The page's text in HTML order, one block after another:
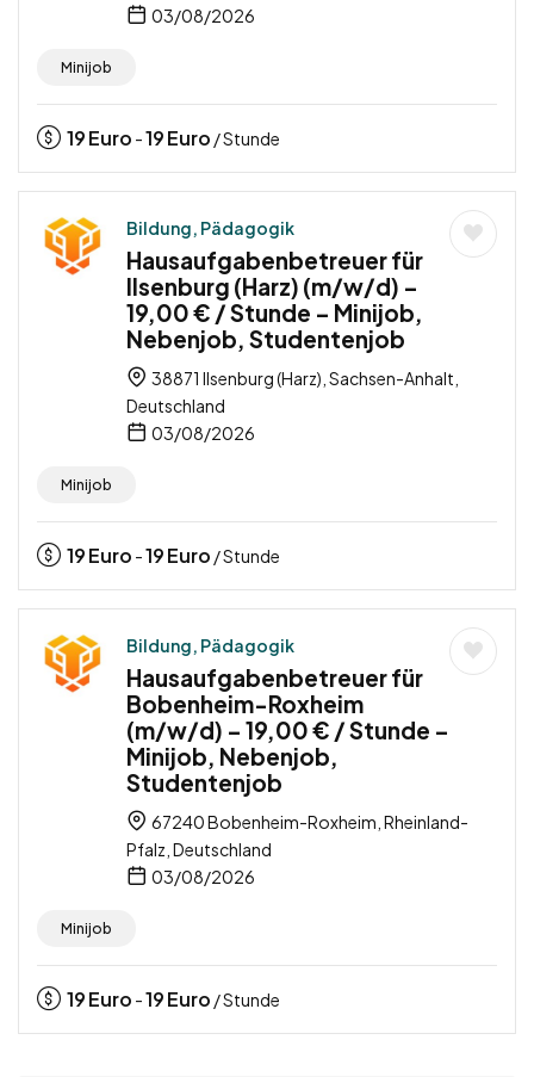
03/08/2026
Minijob
19Euro -19Euro / Stunde
Bildung, Pädagogik
Hausaufgabenbetreuer für
Ilsenburg (Harz) (m/w/d) –
19,00 € / Stunde – Minijob,
Nebenjob, Studentenjob
38871 Ilsenburg (Harz), Sachsen-Anhalt,
Deutschland
03/08/2026
Minijob
19Euro -19Euro / Stunde
Bildung, Pädagogik
Hausaufgabenbetreuer für
Bobenheim-Roxheim
(m/w/d) – 19,00 € / Stunde –
Minijob, Nebenjob,
Studentenjob
67240 Bobenheim-Roxheim, Rheinland-
Pfalz, Deutschland
03/08/2026
Minijob
19Euro -19Euro / Stunde